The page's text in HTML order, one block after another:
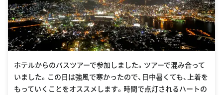
ホテルからのバスツアーで参加しました。ツアーで混み合って
いました。この日は強風で寒かったので、日中暑くても、上着を
もっていくことをオススメします。時間で点灯されるハートの